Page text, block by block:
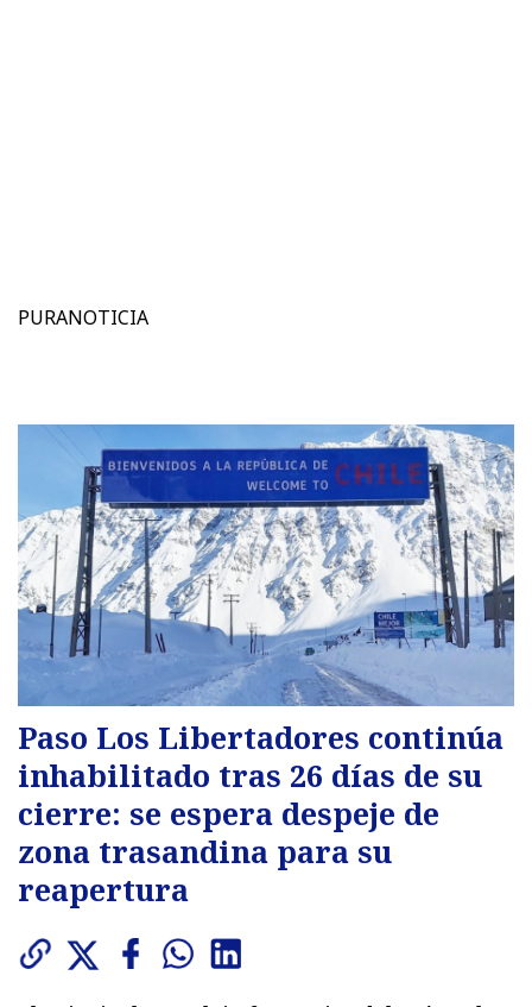
PURANOTICIA
Paso Los Libertadores continúa
inhabilitado tras 26 días de su
cierre: se espera despeje de
zona trasandina para su
reapertura